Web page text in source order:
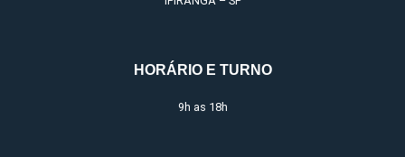
HORÁRIO E TURNO
9h as 18h